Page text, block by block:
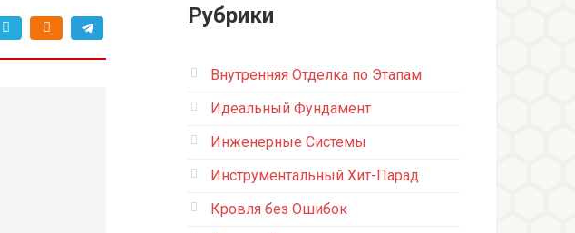
Рубрики
Внутренняя Отделка по Этапам
Идеальный Фундамент
Инженерные Системы
Инструментальный Хит-Парад
Кровля без Ошибок